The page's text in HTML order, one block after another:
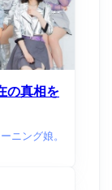
の真相を
ニング娘。